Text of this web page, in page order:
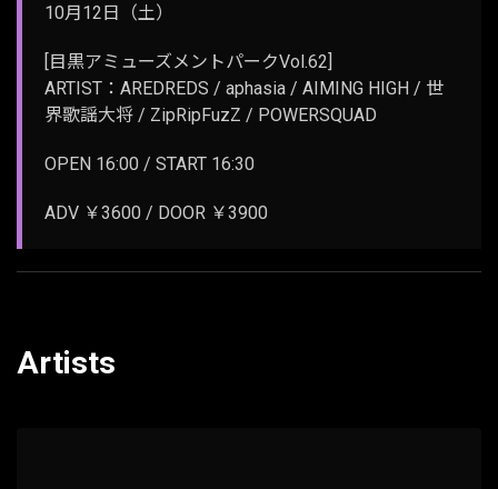
10月12日（土）
[目黒アミューズメントパークVol.62]
ARTIST：AREDREDS / aphasia / AIMING HIGH / 世
界歌謡大将 / ZipRipFuzZ / POWERSQUAD
OPEN 16:00 / START 16:30
ADV ￥3600 / DOOR ￥3900
Artists